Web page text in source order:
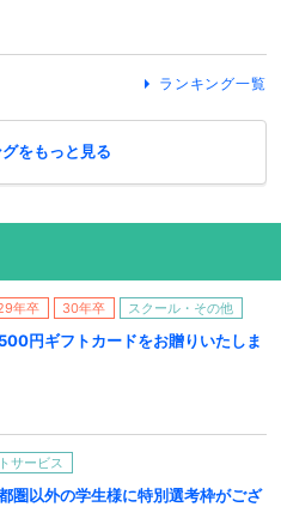
ランキング一覧
をもっと見る
年卒 30年卒 スクール・その他
円ギフトカードをお贈りいたしま
サービス
圏以外の学生様に特別選考枠がござ